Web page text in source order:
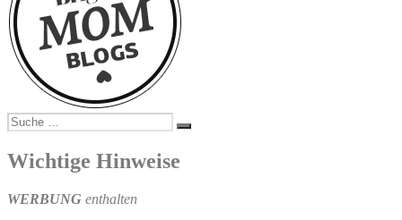
Suche
nach:
Suchen
Wichtige Hinweise
WERBUNG enthalten